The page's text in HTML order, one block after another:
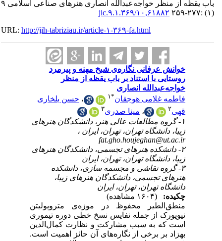
باب یقظه از منظر خواجه‌عبدالله انصاری هنرهای صناعی اسلامی ۹
۱۰,۶۱۸۸۲/jic.۹.۱.۳۶۹
URL:http://jih-tabriziau.ir/article-۱-۳۶۹-fa.html
خوانش عرفانی نگاره‌ی شیخ مهنه و پیرمرد
روستایی با استناد بر باب یقظه از منظر
خواجه‌عبدالله انصاری
فاطمه غلامی هوجقان
۱ ، حسن بلخاری
،مینا صدری ۳
۱- گروه مطالعات عالی هنر، دانشکدگان هنرهای
زیبا، دانشگاه تهران، تهران، ایران ،
fat.gho.houjeghan@ut.ac.ir
۲- دانشکده‌ هنرهای تجسمی، دانشکدگان هنرهای
زیبا، دانشگاه تهران، تهران، ایران
۳- گروه نقاشی و مجسمه سازی، دانشکده‌
هنرهای تجسمی، دانشکدگان هنرهای زیبا،
دانشگاه تهران، تهران، ایران
(۱۶۰۴ مشاهده)
منطق‌الطیر محفوظ در موزه‌ی متروپولیتن
نیویورک از جمله نفایس نسخ خطی دوره تیموری
است که به سبب مشارکت و نظارت کمال‌الدین
بهزاد بر برخی از نگاره‌های آن حائز اهمیت است.